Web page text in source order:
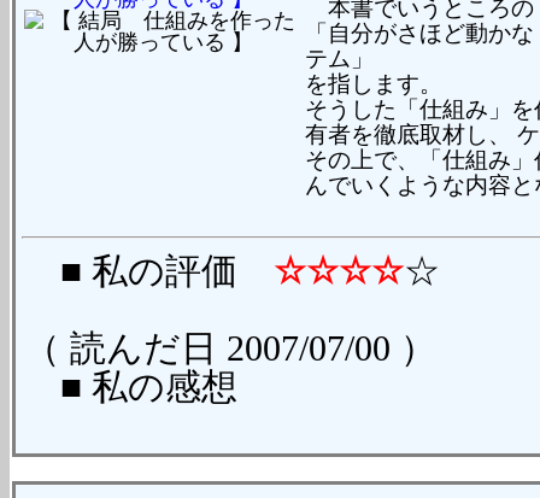
本書でいうところの
「自分がさほど動か
テム」
を指します。
そうした「仕組み」
有者を徹底取材し、
その上で、「仕組み
んでいくような内容
■ 私の評価 ☆☆☆☆☆
（ 読んだ日 2007/07/00 ）
■ 私の感想